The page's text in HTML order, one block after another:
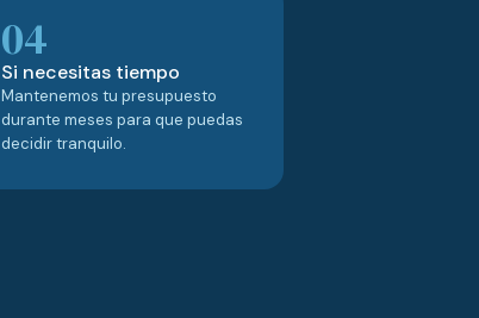
04
Si necesitas tiempo
Mantenemos tu presupuesto
durante meses para que puedas
decidir tranquilo.